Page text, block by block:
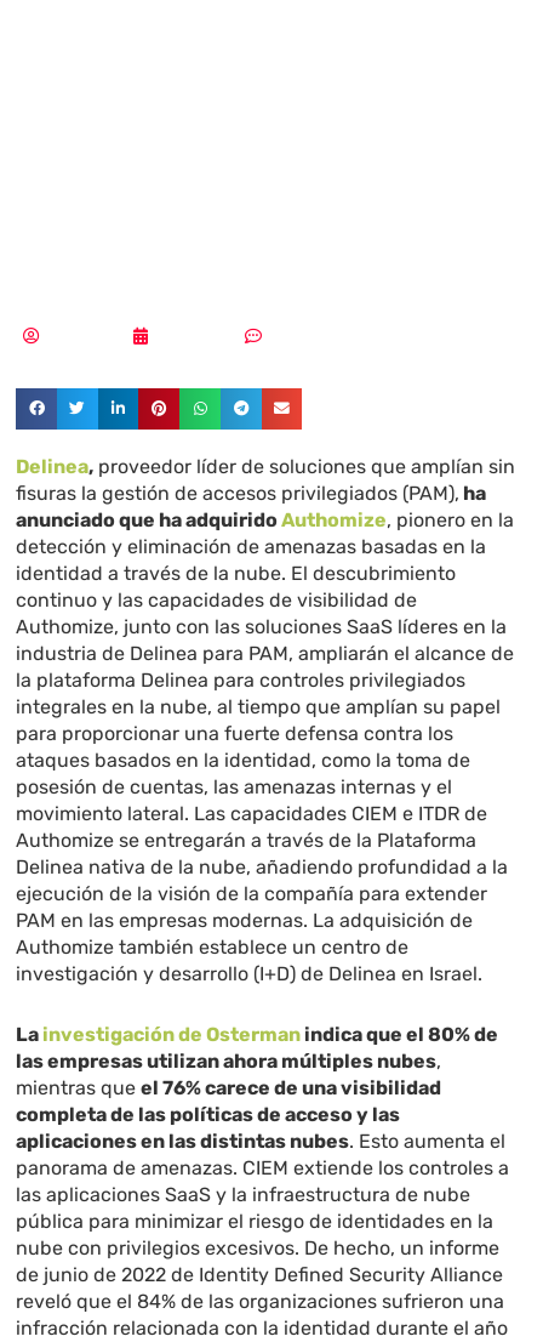
Delinea, proveedor líder de soluciones que amplían sin
fisuras la gestión de accesos privilegiados (PAM), ha
anunciado que ha adquiridoAuthomize, pionero en la
detección y eliminación de amenazas basadas en la
identidad a través de la nube. El descubrimiento
continuo y las capacidades de visibilidad de
Authomize, junto con las soluciones SaaS líderes en la
industria de Delinea para PAM, ampliarán el alcance de
la plataforma Delinea para controles privilegiados
integrales en la nube, al tiempo que amplían su papel
para proporcionar una fuerte defensa contra los
ataques basados en la identidad, como la toma de
posesión de cuentas, las amenazas internas y el
movimiento lateral. Las capacidades CIEM e ITDR de
Authomize se entregarán a través de la Plataforma
Delinea nativa de la nube, añadiendo profundidad a la
ejecución de la visión de la compañía para extender
PAM en las empresas modernas. La adquisición de
Authomize también establece un centro de
investigación y desarrollo (I+D) de Delinea en Israel.
La investigación de Osterman indica que el 80% de
las empresas utilizan ahora múltiples nubes,
mientras queel 76% carece de una visibilidad
completa de las políticas de acceso y las
aplicaciones en las distintas nubes. Esto aumenta el
panorama de amenazas. CIEM extiende los controles a
las aplicaciones SaaS y la infraestructura de nube
pública para minimizar el riesgo de identidades en la
nube con privilegios excesivos. De hecho, un informe
de junio de 2022 de Identity Defined Security Alliance
reveló que el 84% de las organizaciones sufrieron una
infracción relacionada con la identidad durante el año